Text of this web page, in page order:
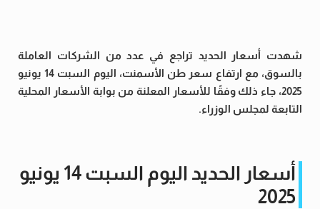
شهدت أسعار الحديد تراجع في عدد من الشركات العاملة
بالسوق، مع ارتفاع سعر طن الأسمنت، اليوم السبت 14 يونيو
2025، جاء ذلك وفقًا للأسعار المعلنة من بوابة الأسعار المحلية
التابعة لمجلس الوزراء.
أسعار الحديد اليوم السبت 14 يونيو
2025